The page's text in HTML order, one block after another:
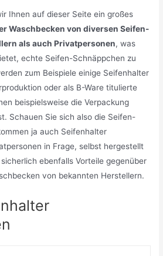
Ihnen auf dieser Seite ein großes
Waschbecken von diversen Seifen-
als auch Privatpersonen, was
echte Seifen-Schnäppchen zu
zum Beispiele einige Seifenhalter
oder als B-Ware titulierte
beispielsweise die Verpackung
Schauen Sie sich also die Seifen-
ja auch Seifenhalter
in Frage, selbst hergestellt
ebenfalls Vorteile gegenüber
von bekannten Herstellern.